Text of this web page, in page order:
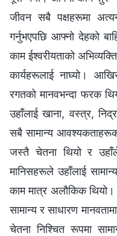
जीवन सबै पक्षहरूमा
गर्नुभएपछि आफ्नो देहको
काम ईश्‍वरीयताको
कार्यहरूलाई नाघ्यो।
रगतको मानवभन्दा फरक
उहाँलाई खाना, वस्त्र,
सबै सामान्य
जस्तै चेतना थियो र
मानिसहरूले उहाँलाई
काम मात्र अलौकिक थियो।
सामान्य र साधारण
चेतना निश्चित रूपमा